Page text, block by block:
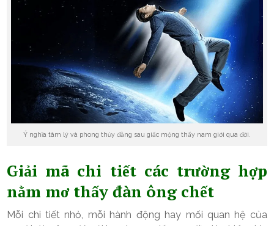
Ý nghĩa tâm lý và phong thủy đằng sau giấc mộng thấy nam giới qua đời.
Giải mã chi tiết các trường hợp
nằm mơ thấy đàn ông chết
Mỗi chi tiết nhỏ, mỗi hành động hay mối quan hệ của